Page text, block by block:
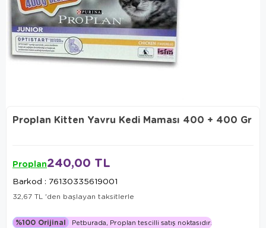
Proplan Kitten Yavru Kedi Maması 400 + 400 Gr
Proplan240,00 TL
Barkod : 76130335619001
32,67 TL 'den başlayan taksitlerle
%100 Orijinal Petburada, Proplan tescilli satış noktasıdır.